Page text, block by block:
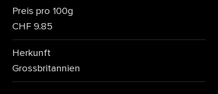
Preis pro 100g
CHF 9.85
Herkunft
Grossbritannien